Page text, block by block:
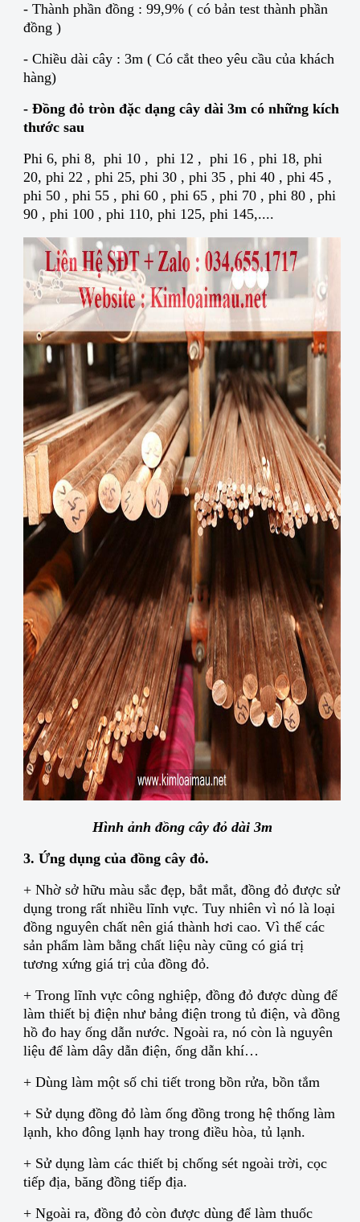
- Thành phần đồng : 99,9% ( có bản test thành phần
đồng )
- Chiều dài cây : 3m ( Có cắt theo yêu cầu của khách
hàng)
- Đồng đỏ tròn đặc dạng cây dài 3m có những kích
thước sau
Phi 6, phi 8, phi 10 , phi 12 , phi 16 , phi 18, phi
20, phi 22 , phi 25, phi 30 , phi 35 , phi 40 , phi 45 ,
phi 50 , phi 55 , phi 60 , phi 65 , phi 70 , phi 80 , phi
90 , phi 100 , phi 110, phi 125, phi 145,....
Hình ảnh đồng cây đỏ dài 3m
3. Ứng dụng của đồng cây đỏ.
+ Nhờ sở hữu màu sắc đẹp, bắt mắt, đồng đỏ được sử
dụng trong rất nhiều lĩnh vực. Tuy nhiên vì nó là loại
đồng nguyên chất nên giá thành hơi cao. Vì thế các
sản phẩm làm bằng chất liệu này cũng có giá trị
tương xứng giá trị của đồng đỏ.
+ Trong lĩnh vực công nghiệp, đồng đỏ được dùng để
làm thiết bị điện như bảng điện trong tủ điện, và đồng
hồ đo hay ống dẫn nước. Ngoài ra, nó còn là nguyên
liệu để làm dây dẫn điện, ống dẫn khí…
+ Dùng làm một số chi tiết trong bồn rửa, bồn tắm
+ Sử dụng đồng đỏ làm ống đồng trong hệ thống làm
lạnh, kho đông lạnh hay trong điều hòa, tủ lạnh.
+ Sử dụng làm các thiết bị chống sét ngoài trời, cọc
tiếp địa, băng đồng tiếp địa.
+ Ngoài ra, đồng đỏ còn được dùng để làm thuốc